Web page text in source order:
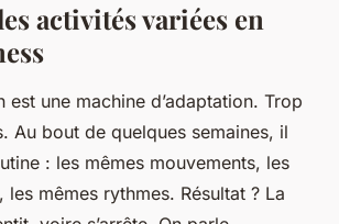
activités variées en
est une machine d’adaptation. Trop
Au bout de quelques semaines, il
: les mêmes mouvements, les
les mêmes rythmes. Résultat ? La